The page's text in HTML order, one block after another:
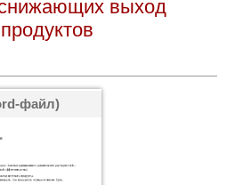
снижающих выход
файл)